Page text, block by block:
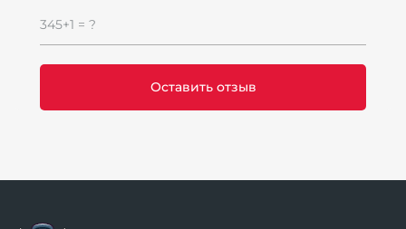
345+1 = ?